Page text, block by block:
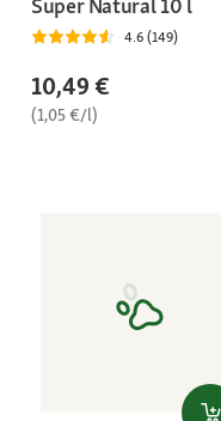
Super Natural 10 l
4.6 (149)
10,49 €
(1,05 €/l)